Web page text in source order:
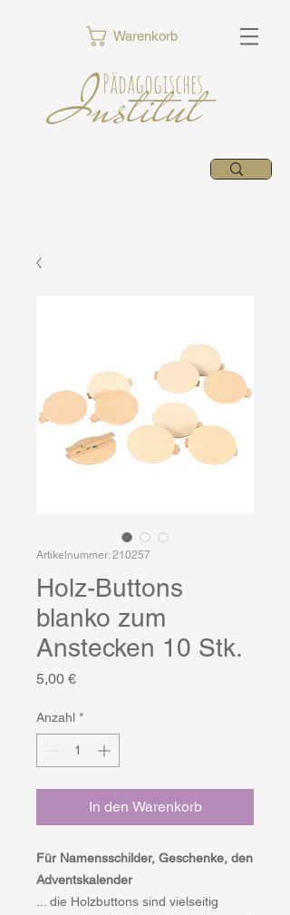
Warenkorb
Pädagogisches
Institut
Artikelnummer: 210257
Holz-Buttons
blanko zum
Anstecken 10 Stk.
5,00 €Preis
Anzahl *
In den Warenkorb
Für Namensschilder, Geschenke, den
Adventskalender
... die Holzbuttons sind vielseitig